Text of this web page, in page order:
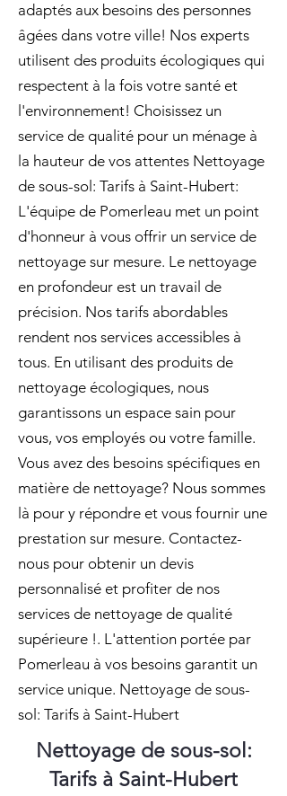
adaptés aux besoins des personnes
âgées dans votre ville! Nos experts
utilisent des produits écologiques qui
respectent à la fois votre santé et
l'environnement! Choisissez un
service de qualité pour un ménage à
la hauteur de vos attentes Nettoyage
de sous-sol: Tarifs à Saint-Hubert:
L'équipe de Pomerleau met un point
d'honneur à vous offrir un service de
nettoyage sur mesure. Le nettoyage
en profondeur est un travail de
précision. Nos tarifs abordables
rendent nos services accessibles à
tous. En utilisant des produits de
nettoyage écologiques, nous
garantissons un espace sain pour
vous, vos employés ou votre famille.
Vous avez des besoins spécifiques en
matière de nettoyage? Nous sommes
là pour y répondre et vous fournir une
prestation sur mesure. Contactez-
nous pour obtenir un devis
personnalisé et profiter de nos
services de nettoyage de qualité
supérieure !. L'attention portée par
Pomerleau à vos besoins garantit un
service unique. Nettoyage de sous-
sol: Tarifs à Saint-Hubert
Nettoyage de sous-sol:
Tarifs à Saint-Hubert